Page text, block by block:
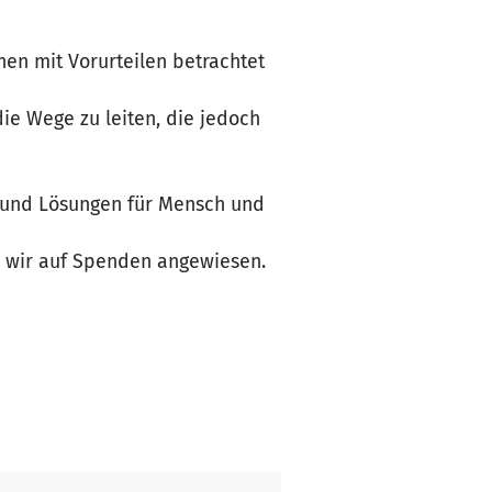
mit Vorurteilen betrachtet
Wege zu leiten, die jedoch
Lösungen für Mensch und
auf Spenden angewiesen.